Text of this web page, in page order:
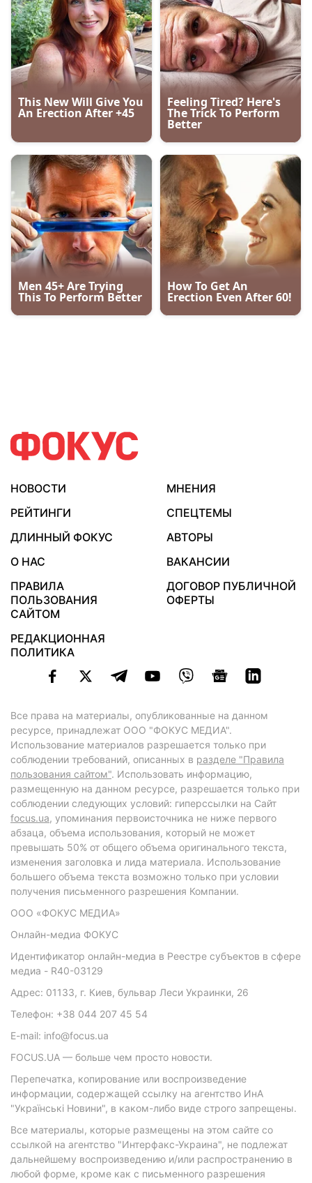
НОВОСТИ
МНЕНИЯ
РЕЙТИНГИ
СПЕЦТЕМЫ
ДЛИННЫЙ ФОКУС
АВТОРЫ
О НАС
ВАКАНСИИ
ПРАВИЛА
ПОЛЬЗОВАНИЯ
САЙТОМ
ДОГОВОР ПУБЛИЧНОЙ
ОФЕРТЫ
РЕДАКЦИОННАЯ
ПОЛИТИКА
Все права на материалы, опубликованные на данном
ресурсе, принадлежат ООО "ФОКУС МЕДИА".
Использование материалов разрешается только при
соблюдении требований, описанных в разделе "Правила
пользования сайтом". Использовать информацию,
размещенную на данном ресурсе, разрешается только при
соблюдении следующих условий: гиперссылки на Сайт
focus.ua, упоминания первоисточника не ниже первого
абзаца, объема использования, который не может
превышать 50% от общего объема оригинального текста,
изменения заголовка и лида материала. Использование
большего объема текста возможно только при условии
получения письменного разрешения Компании.
ООО «ФОКУС МЕДИА»
Онлайн-медиа ФОКУС
Идентификатор онлайн-медиа в Реестре субъектов в сфере
медиа - R40-03129
Адрес: 01133, г. Киев, бульвар Леси Украинки, 26
Телефон: +38 044 207 45 54
E-mail: info@focus.ua
FOCUS.UA — больше чем просто новости.
Перепечатка, копирование или воспроизведение
информации, содержащей ссылку на агентство ИнА
"Українські Новини", в каком-либо виде строго запрещены.
Все материалы, которые размещены на этом сайте со
ссылкой на агентство "Интерфакс-Украина", не подлежат
дальнейшему воспроизведению и/или распространению в
любой форме, кроме как с письменного разрешения